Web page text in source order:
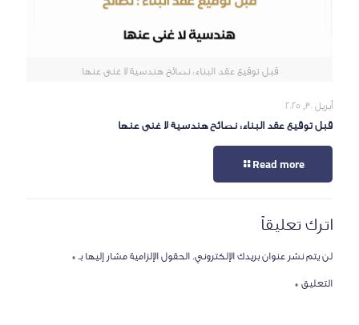
قبل توقيع عقد البناء: نصائح هندسية لا غنى عنها
أبريل 30, 2025
قبل توقيع عقد البناء: نصائح هندسية لا غنى عنها
Read more
اترك تعليقاً
لن يتم نشر عنوان بريدك الإلكتروني. الحقول الإلزامية مشار إليها بـ *
التعليق *